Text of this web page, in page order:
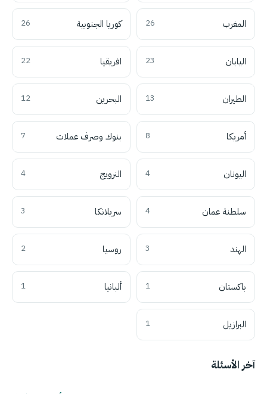
المغرب 26 كوريا الجنوبية 26
اليابان 23 افريقيا 22
الطيران 13 البحرين 12
أمريكا 8 بنوك وصرف عملات 7
اليونان 4 النرويج 4
سلطنة عمان 4 سريلانكا 3
الهند 3 روسيا 2
باكستان 1 ألبانيا 1
البرازيل 1
آخر الأسئلة